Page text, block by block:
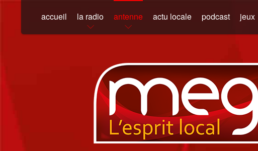
accueil la radio antenne actu locale podcast jeux